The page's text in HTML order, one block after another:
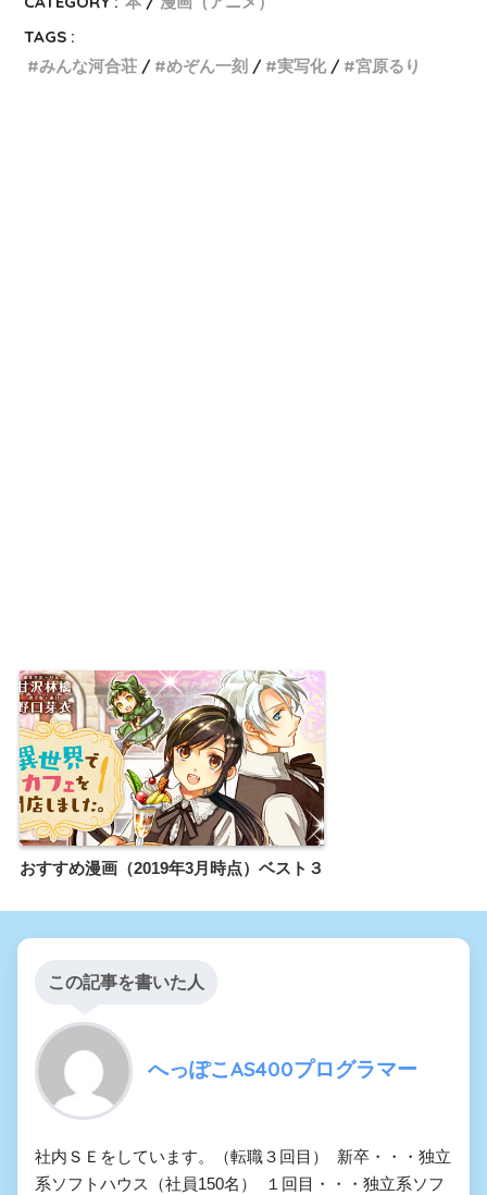
TAGS :
みんな河合荘
めぞん一刻 実写化 宮原るり
おすすめ漫画（2019年3月時点）ベスト３
この記事を書いた人
へっぽこAS400プログラマー
社内ＳＥをしています。（転職３回目） 新卒・・・独立
系ソフトハウス（社員150名） １回目・・・独立系ソフ